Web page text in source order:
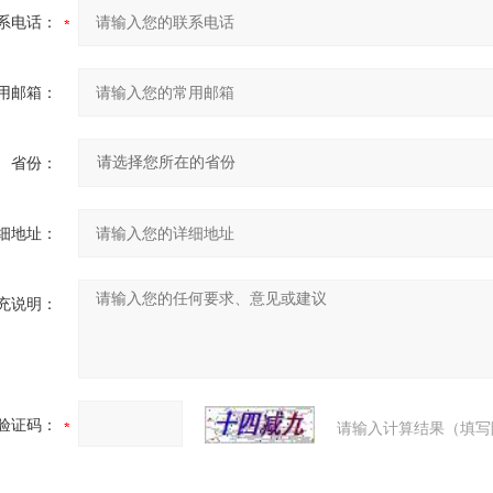
电话：
邮箱：
省份：
地址：
说明：
证码： 请输入计算结果（填